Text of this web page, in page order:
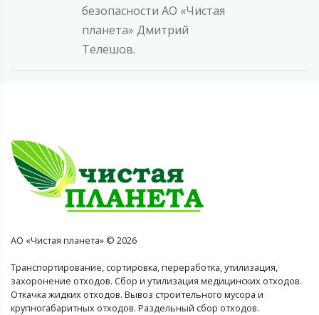
безопасности АО «Чистая
планета» Дмитрий
Телешов.
АО «Чистая планета» © 2026
Транспортирование, сортировка, переработка, утилизация,
захоронение отходов. Сбор и утилизация медицинских отходов.
Откачка жидких отходов. Вывоз строительного мусора и
крупногабаритных отходов. Раздельный сбор отходов.